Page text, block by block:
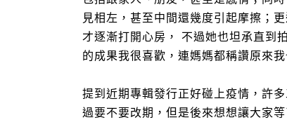
見相左，甚至中間還幾度引起摩擦；
才逐漸打開心房，
不過她也坦承直到拍
的成果我很喜歡，連媽媽都稱讚原來
提到近期專輯發行正好碰上疫情， 許
過要不要改期，但是後來想想讓大家